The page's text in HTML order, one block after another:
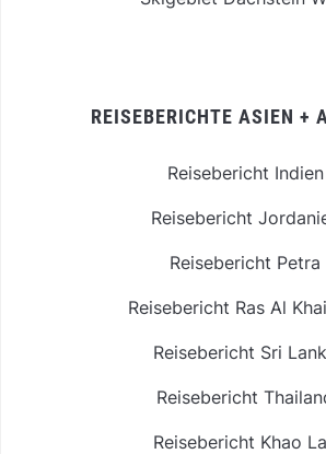
REISEBERICHTE ASIEN +
Reisebericht Indien
Reisebericht
Reisebericht Petra
Reisebericht Ras Al
Reisebericht Sri
Reisebericht
Reisebericht Khao